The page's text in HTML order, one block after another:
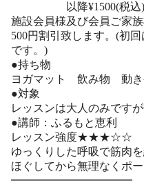
以降¥1500(税込)
施設会員様及び会員ご家
500円割引致します。(初
です。)
●持ち物
ヨガマット 飲み物 動き
●対象
レッスンは大人のみです
●講師：ふるもと恵利
レッスン強度★★★☆☆
ゆっくりした呼吸で筋肉
ほぐしてから無理なくポ
━━━━━━━━━━━